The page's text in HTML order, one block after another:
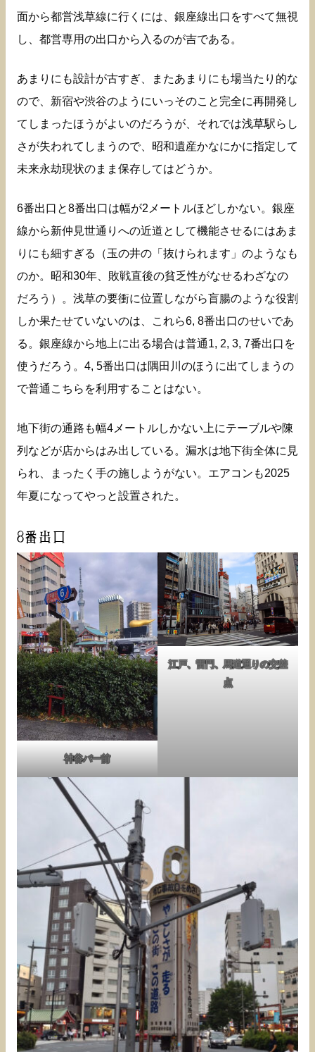
面から都営浅草線に行くには、銀座線出口をすべて無視
し、都営専用の出口から入るのが吉である。
あまりにも設計が古すぎ、またあまりにも場当たり的な
ので、新宿や渋谷のようにいっそのこと完全に再開発し
てしまったほうがよいのだろうが、それでは浅草駅らし
さが失われてしまうので、昭和遺産かなにかに指定して
未来永劫現状のまま保存してはどうか。
6番出口と8番出口は幅が2メートルほどしかない。銀座
線から新仲見世通りへの近道として機能させるにはあま
りにも細すぎる（玉の井の「抜けられます」のようなも
のか。昭和30年、敗戦直後の貧乏性がなせるわざなの
だろう）。浅草の要衝に位置しながら盲腸のような役割
しか果たせていないのは、これら6, 8番出口のせいであ
る。銀座線から地上に出る場合は普通1, 2, 3, 7番出口を
使うだろう。4, 5番出口は隅田川のほうに出てしまうの
で普通こちらを利用することはない。
地下街の通路も幅4メートルしかない上にテーブルや陳
列などが店からはみ出している。漏水は地下街全体に見
られ、まったく手の施しようがない。エアコンも2025
年夏になってやっと設置された。
8番出口
神谷バー前
江戸、雷門、馬道通りの交差
点